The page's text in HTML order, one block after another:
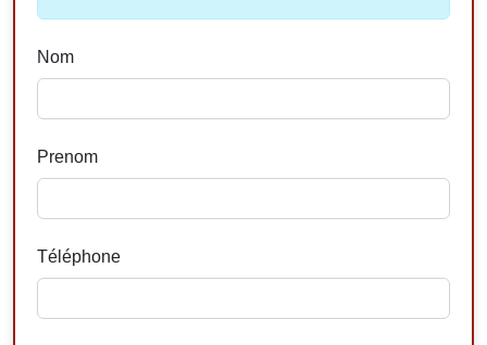
Nom
Prenom
Téléphone